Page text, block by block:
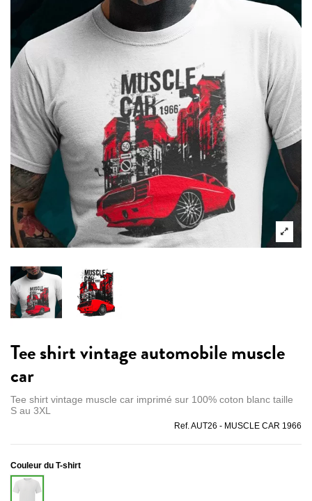
Tee shirt vintage automobile muscle
car
Tee shirt vintage muscle car imprimé sur 100% coton blanc taille
S au 3XL
Ref.AUT26 - MUSCLE CAR 1966
Couleur du T-shirt
Blanc